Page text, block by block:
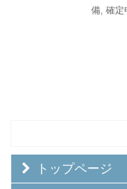
備 確定
トップページ